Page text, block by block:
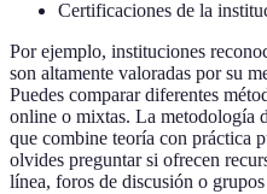
Certificaciones de la
Por ejemplo, instituciones
son altamente valoradas por su
Puedes comparar diferentes
online o mixtas. La metodología
que combine teoría con práctica
olvides preguntar si ofrecen
línea, foros de discusión o